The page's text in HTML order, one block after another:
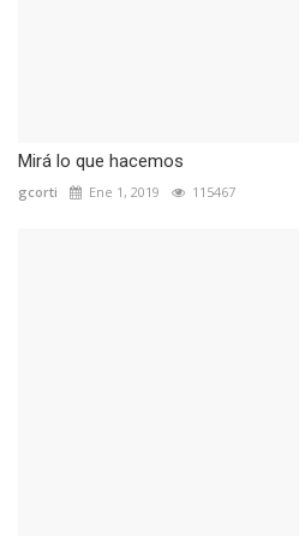
Mirá lo que hacemos
gcorti Ene 1, 2019 115467